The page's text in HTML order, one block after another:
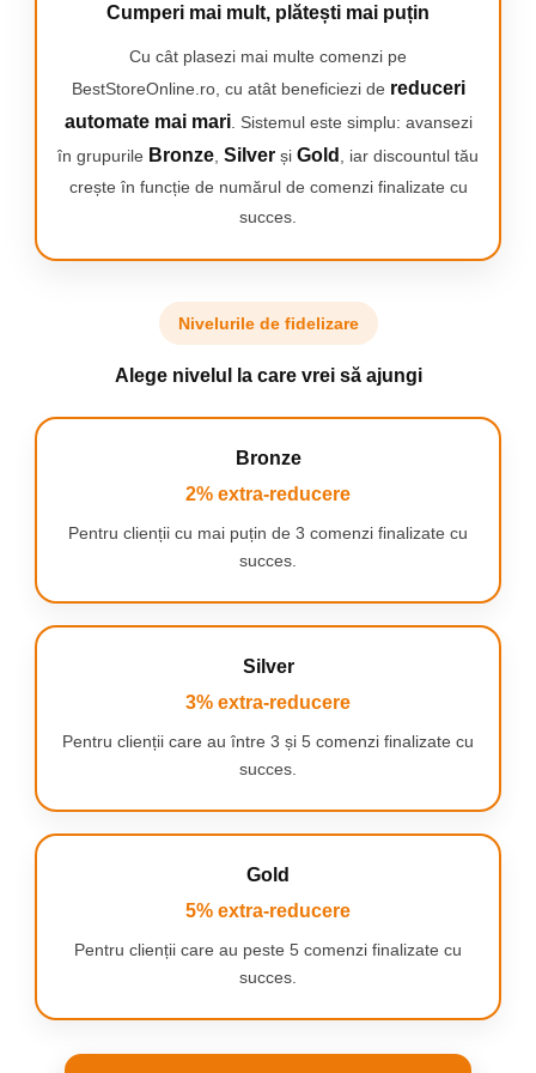
Suprafata mare de gatire
Aceasta este ideala pentru a
gati preparate delicioase
Termostat ajustabil
este ideal pentru a prepara
fripturi de mari dimensiuni si
peste la oua, legume si chiar
pentru cei ce iubesc sa
incepatori, suprafata de
gatire fiind ideala pentru
rezultate omogene indiferent
de preparat.
este compatibila cu masina
componentelor electronice).
Cumperi mai mult, plătești mai puțin
Cu cât plasezi mai multe comenzi pe
BestStoreOnline.ro, cu atât beneficiezi de reduceri
automate mai mari. Sistemul este simplu: avansezi
în grupurile Bronze Silver și Gold
, iar discountul tău
crește în funcție de numărul de comenzi finalizate cu
succes.
Nivelurile de fidelizare
Alege nivelul la care vrei să ajungi
Bronze
2% extra-reducere
Pentru clienții cu mai puțin de 3 comenzi finalizate cu
succes.
Silver
3% extra-reducere
Pentru clienții care au între 3 și 5 comenzi finalizate cu
succes.
Gold
5% extra-reducere
Pentru clienții care au peste 5 comenzi finalizate cu
succes.